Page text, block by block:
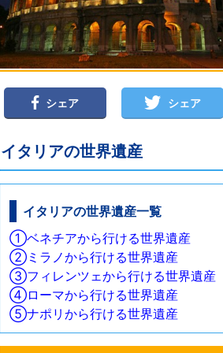
シェア シェア
イタリアの世界遺産
イタリアの世界遺産一覧
①ベネチアから行ける世界遺産
②ミラノから行ける世界遺産
③フィレンツェから行ける世界遺産
④ローマから行ける世界遺産
⑤ナポリから行ける世界遺産